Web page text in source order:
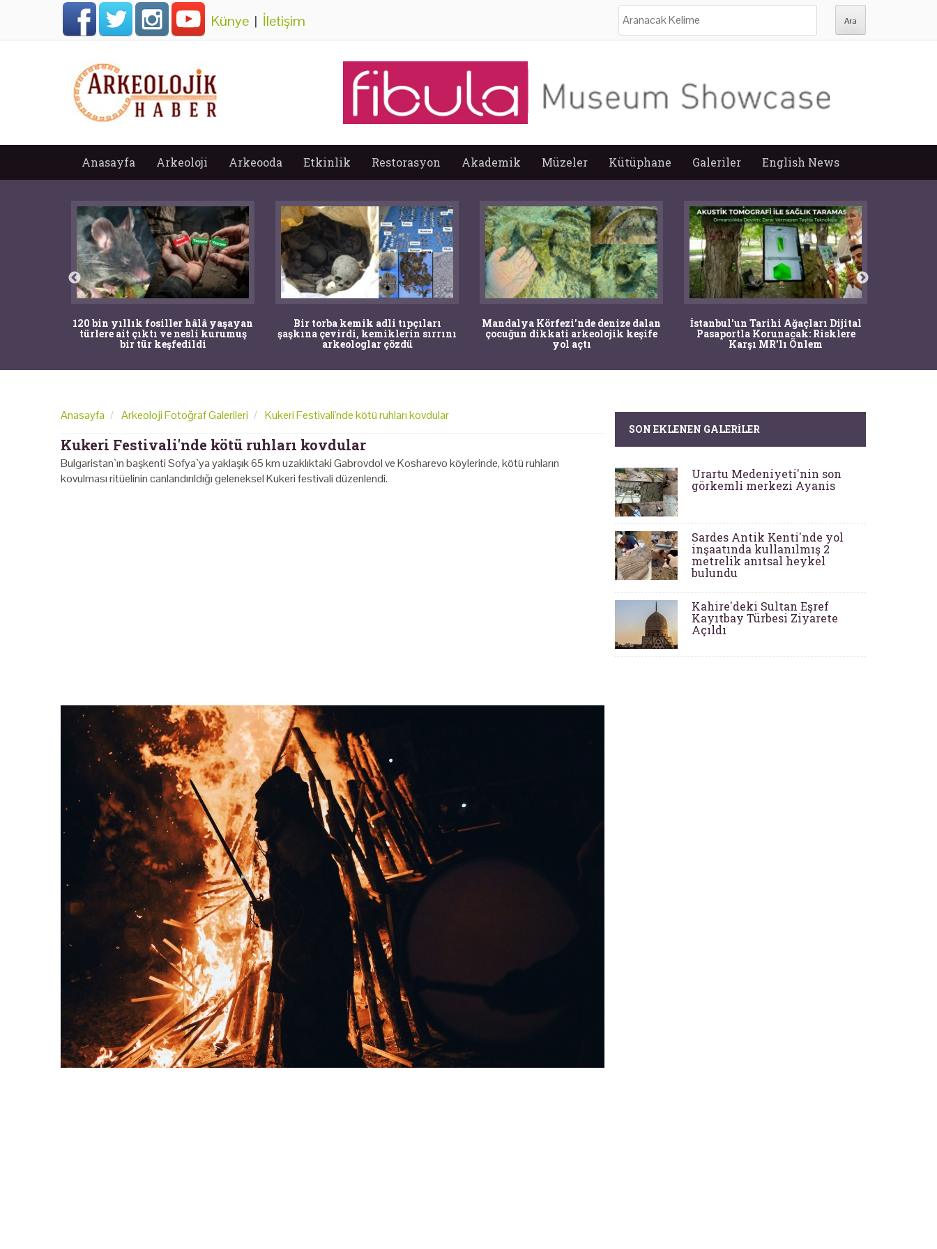
Künye | İletişim
Anasayfa Arkeoloji Arkeooda Etkinlik Restorasyon Akademik Müzeler Kütüphane Galeriler English News
120 bin yıllık fosiller hâlâ yaşayan
türlere ait çıktı ve nesli kurumuş
bir tür keşfedildi
Bir torba kemik adli tıpçıları
şaşkına çevirdi, kemiklerin sırrını
arkeologlar çözdü
Mandalya Körfezi’nde denize dalan
çocuğun dikkati arkeolojik keşife
yol açtı
İstanbul'un Tarihi Ağaçları Dijital
Pasaportla Korunacak: Risklere
Karşı MR'lı Önlem
Anasayfa Arkeoloji Fotoğraf Galerileri Kukeri Festivali'nde kötü ruhları kovdular
Kukeri Festivali'nde kötü ruhları kovdular
Bulgaristan`ın başkenti Sofya`ya yaklaşık 65 km uzaklıktaki Gabrovdol ve Kosharevo köylerinde, kötü ruhların
kovulması ritüelinin canlandırıldığı geleneksel Kukeri festivali düzenlendi.
SON EKLENEN GALERILER
Urartu Medeniyeti'nin son
görkemli merkezi Ayanis
Sardes Antik Kenti'nde yol
inşaatında kullanılmış 2
metrelik anıtsal heykel
bulundu
Kahire'deki Sultan Eşref
Kayıtbay Türbesi Ziyarete
Açıldı